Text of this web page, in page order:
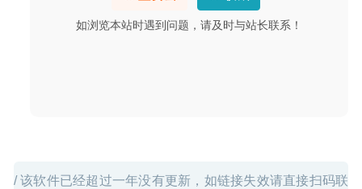
如浏览本站时遇到问题，请及时与站长联系！
/ 该软件已经超过一年没有更新，如链接失效请直接扫码联